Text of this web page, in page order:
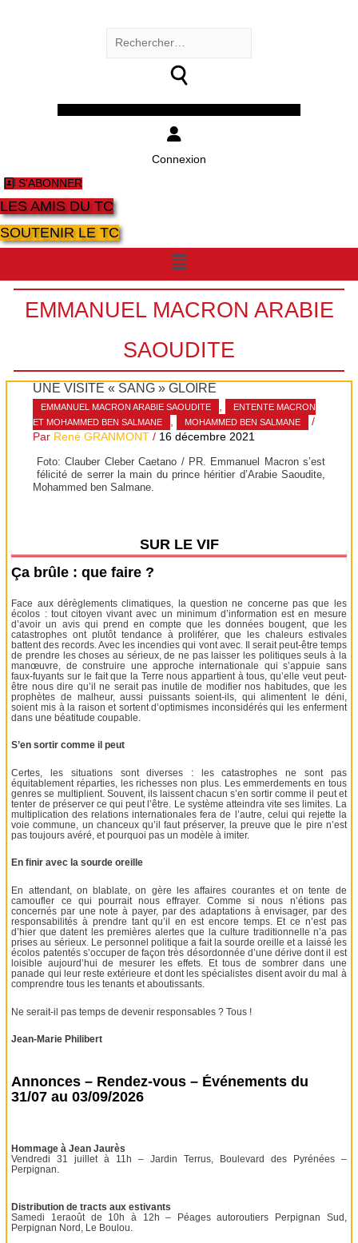
Rechercher :
Connexion
S'ABONNER
LES AMIS DU TC
SOUTENIR LE TC
Menu
EMMANUEL MACRON ARABIE
SAOUDITE
UNE VISITE « SANG » GLOIRE
EMMANUEL MACRON ARABIE SAOUDITE ,
ENTENTE MACRON
ET MOHAMMED BEN SALMANE
, MOHAMMED BEN SALMANE
/
Par René GRANMONT / 16 décembre 2021
Foto: Clauber Cleber Caetano / PR. Emmanuel Macron s’est
félicité de serrer la main du prince héritier d’Arabie Saoudite,
Mohammed ben Salmane.
SUR LE VIF
Ça brûle : que faire ?
Face aux dérèglements climatiques, la question ne concerne pas que les
écolos : tout citoyen vivant avec un minimum d’information est en mesure
d’avoir un avis qui prend en compte que les données bougent, que les
catastrophes ont plutôt tendance à proliférer, que les chaleurs estivales
battent des records. Avec les incendies qui vont avec. Il serait peut-être temps
de prendre les choses au sérieux, de ne pas laisser les politiques seuls à la
manœuvre, de construire une approche internationale qui s’appuie sans
faux-fuyants sur le fait que la Terre nous appartient à tous, qu’elle veut peut-
être nous dire qu’il ne serait pas inutile de modifier nos habitudes, que les
prophètes de malheur, aussi puissants soient-ils, qui alimentent le déni,
soient mis à la raison et sortent d’optimismes inconsidérés qui les enferment
dans une béatitude coupable.
S’en sortir comme il peut
Certes, les situations sont diverses : les catastrophes ne sont pas
équitablement réparties, les richesses non plus. Les emmerdements en tous
genres se multiplient. Souvent, ils laissent chacun s’en sortir comme il peut et
tenter de préserver ce qui peut l’être. Le système atteindra vite ses limites. La
multiplication des relations internationales fera de l’autre, celui qui rejette la
voie commune, un chanceux qu’il faut préserver, la preuve que le pire n’est
pas toujours avéré, et pourquoi pas un modèle à imiter.
En finir avec la sourde oreille
En attendant, on blablate, on gère les affaires courantes et on tente de
camoufler ce qui pourrait nous effrayer. Comme si nous n’étions pas
concernés par une note à payer, par des adaptations à envisager, par des
responsabilités à prendre tant qu’il en est encore temps. Et ce n’est pas
d’hier que datent les premières alertes que la culture traditionnelle n’a pas
prises au sérieux. Le personnel politique a fait la sourde oreille et a laissé les
écolos patentés s’occuper de façon très désordonnée d’une dérive dont il est
loisible aujourd’hui de mesurer les effets. Et tous de sombrer dans une
panade qui leur reste extérieure et dont les spécialistes disent avoir du mal à
comprendre tous les tenants et aboutissants.
Ne serait-il pas temps de devenir responsables ? Tous !
Jean-Marie Philibert
Annonces – Rendez-vous – Événements du
31/07 au 03/09/2026
Hommage à Jean Jaurès
Vendredi 31 juillet à 11h – Jardin Terrus, Boulevard des Pyrénées –
Perpignan.
Distribution de tracts aux estivants
Samedi 1eraoût de 10h à 12h – Péages autoroutiers Perpignan Sud,
Perpignan Nord, Le Boulou.